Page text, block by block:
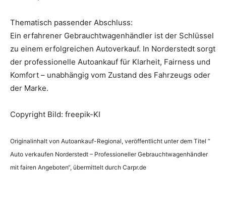
Thematisch passender Abschluss:
Ein erfahrener Gebrauchtwagenhändler ist der Schlüssel
zu einem erfolgreichen Autoverkauf. In Norderstedt sorgt
der professionelle Autoankauf für Klarheit, Fairness und
Komfort – unabhängig vom Zustand des Fahrzeugs oder
der Marke.
Copyright Bild: freepik-KI
Originalinhalt von Autoankauf-Regional, veröffentlicht unter dem Titel “
Auto verkaufen Norderstedt – Professioneller Gebrauchtwagenhändler
mit fairen Angeboten“, übermittelt durch Carpr.de